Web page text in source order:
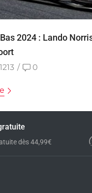
2024 : Lando
1213 / 0
dès 44,99€